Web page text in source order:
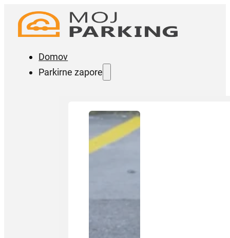
Domov
Parkirne zapore